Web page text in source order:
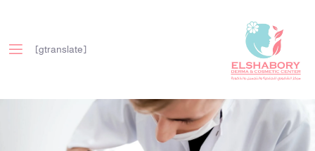
[gtranslate]